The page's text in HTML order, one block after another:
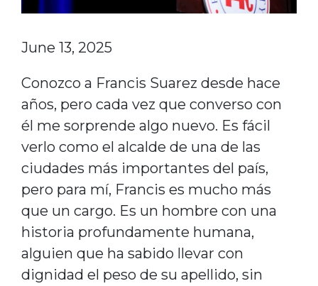
June 13, 2025
Conozco a Francis Suarez desde hace
años, pero cada vez que converso con
él me sorprende algo nuevo. Es fácil
verlo como el alcalde de una de las
ciudades más importantes del país,
pero para mí, Francis es mucho más
que un cargo. Es un hombre con una
historia profundamente humana,
alguien que ha sabido llevar con
dignidad el peso de su apellido, sin